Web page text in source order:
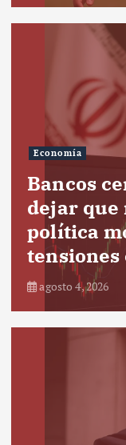
Economía
Bancos
dejar que
política
agosto 4, 2026